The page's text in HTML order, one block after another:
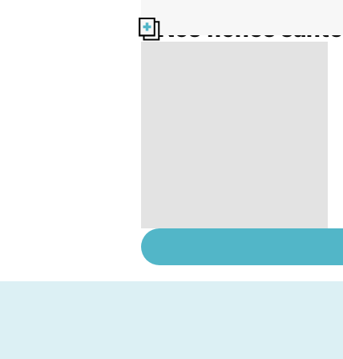
Nos fiches santé
hormonal : et si